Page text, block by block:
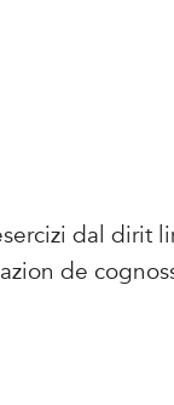
dal dirit
de